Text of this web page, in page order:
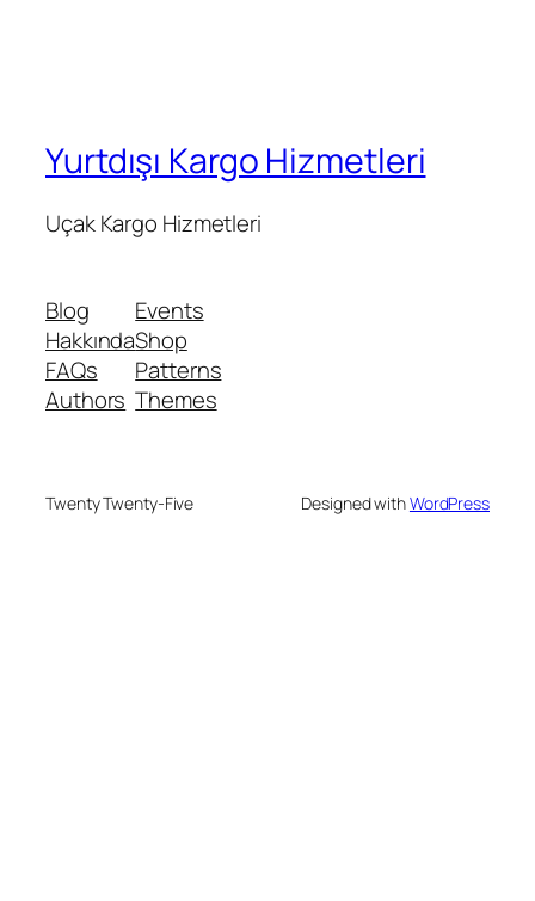
Yurtdışı Kargo Hizmetleri
Uçak Kargo Hizmetleri
Blog
Hakkında
FAQs
Authors
Events
Shop
Patterns
Themes
Twenty Twenty-Five Designed withWordPress